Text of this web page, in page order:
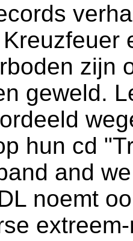
zijn
geweld.
hun cd
and
noemt